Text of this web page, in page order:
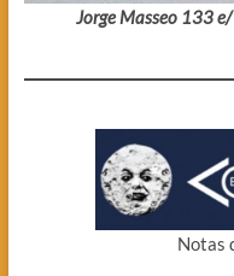
Jorge Masseo 133
Notas